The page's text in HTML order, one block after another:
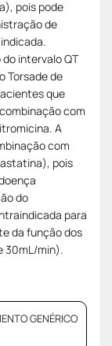
pois pode
de
intervalo QT
Torsade de
que
com
A
com
pois
do
para
da função dos
30mL/min).
GENÉRICO